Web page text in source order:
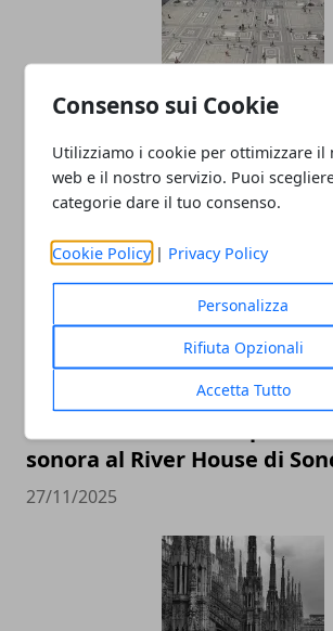
Consenso sui Cookie
Utilizziamo i cookie per ottimizzare il
web e il nostro servizio. Puoi
categorie dare il tuo consenso.
Cookie Policy | Privacy Policy
Personalizza
Rifiuta Opzionali
Accetta Tutto
Un nuovo spazio per la
dedicato alla Lombardia
27/11/2025
sonora al River House di
27/11/2025